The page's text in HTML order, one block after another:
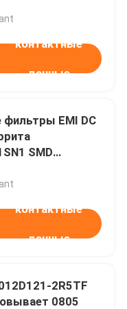
контактные
данные
EMI DC
SMD
контактные
данные
2R5TF
0805